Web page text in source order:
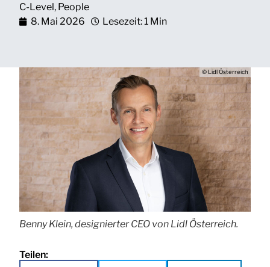
C-Level, People
8. Mai 2026
Lesezeit: 1 Min
© Lidl Österreich
Benny Klein, designierter CEO von Lidl Österreich.
Teilen: